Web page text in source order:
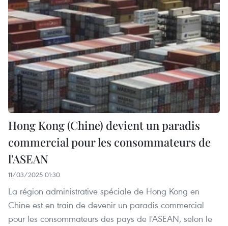
Hong Kong (Chine) devient un paradis
commercial pour les consommateurs de
l'ASEAN
11/03/2025 01:30
La région administrative spéciale de Hong Kong en
Chine est en train de devenir un paradis commercial
pour les consommateurs des pays de l'ASEAN, selon le